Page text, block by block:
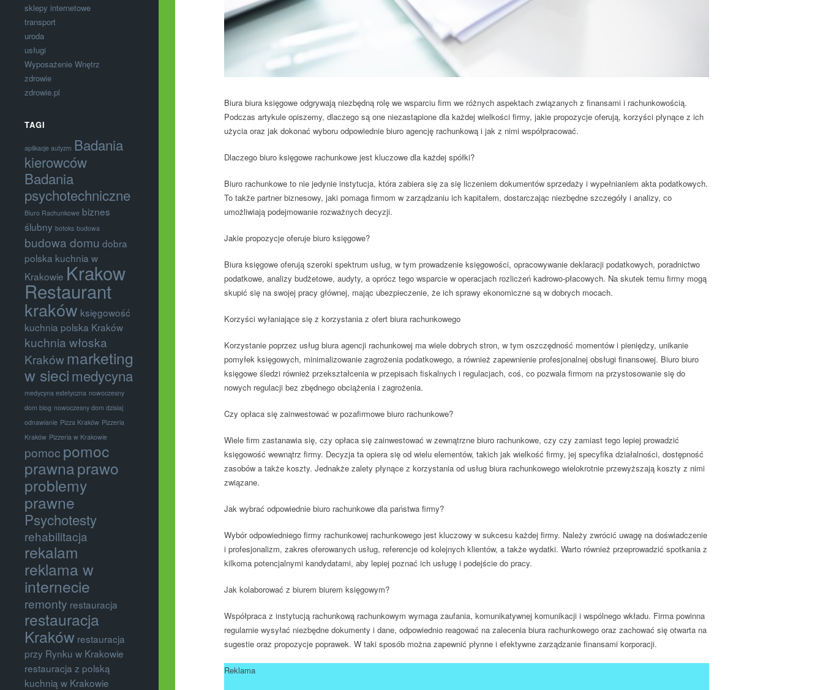
sklepy internetowe
transport
uroda
usługi
Wyposażenie Wnętrz
zdrowie
zdrowie.pl
TAGI
aplikacje autyzm Badania
kierowców
Badania
psychotechniczne
Biuro Rachunkowe biznes
ślubny botoks budowa
budowa domu dobra
polska kuchnia w
Krakowie Krakow
Restaurant
kraków księgowość
kuchnia polska Kraków
kuchnia włoska
Krakówmarketing
w siecimedycyna
medycyna estetyczna nowoczesny
dom blog nowoczesny dom dzisiaj
odnawianie Pizza Kraków Pizzeria
Kraków Pizzeria w Krakowie
pomoc pomoc
prawnaprawo
problemy
prawne
Psychotesty
rehabilitacja
rekalam
reklama w
internecie
remonty restauracja
restauracja
Kraków restauracja
przy Rynku w Krakowie
restauracja z polską
kuchnią w Krakowie
Biura biura księgowe odgrywają niezbędną rolę we wsparciu firm we różnych aspektach związanych z finansami i rachunkowością.
Podczas artykule opiszemy, dlaczego są one niezastąpione dla każdej wielkości firmy, jakie propozycje oferują, korzyści płynące z ich
użycia oraz jak dokonać wyboru odpowiednie biuro agencję rachunkową i jak z nimi współpracować.
Dlaczego biuro księgowe rachunkowe jest kluczowe dla każdej spółki?
Biuro rachunkowe to nie jedynie instytucja, która zabiera się za się liczeniem dokumentów sprzedaży i wypełnianiem akta podatkowych.
To także partner biznesowy, jaki pomaga firmom w zarządzaniu ich kapitałem, dostarczając niezbędne szczegóły i analizy, co
umożliwiają podejmowanie rozważnych decyzji.
Jakie propozycje oferuje biuro księgowe?
Biura księgowe oferują szeroki spektrum usług, w tym prowadzenie księgowości, opracowywanie deklaracji podatkowych, poradnictwo
podatkowe, analizy budżetowe, audyty, a oprócz tego wsparcie w operacjach rozliczeń kadrowo-płacowych. Na skutek temu firmy mogą
skupić się na swojej pracy głównej, mając ubezpieczenie, że ich sprawy ekonomiczne są w dobrych mocach.
Korzyści wyłaniające się z korzystania z ofert biura rachunkowego
Korzystanie poprzez usług biura agencji rachunkowej ma wiele dobrych stron, w tym oszczędność momentów i pieniędzy, unikanie
pomyłek księgowych, minimalizowanie zagrożenia podatkowego, a również zapewnienie profesjonalnej obsługi finansowej. Biuro biuro
księgowe śledzi również przekształcenia w przepisach fiskalnych i regulacjach, coś, co pozwala firmom na przystosowanie się do
nowych regulacji bez zbędnego obciążenia i zagrożenia.
Czy opłaca się zainwestować w pozafirmowe biuro rachunkowe?
Wiele firm zastanawia się, czy opłaca się zainwestować w zewnątrzne biuro rachunkowe, czy czy zamiast tego lepiej prowadzić
księgowość wewnątrz firmy. Decyzja ta opiera się od wielu elementów, takich jak wielkość firmy, jej specyfika działalności, dostępność
zasobów a także koszty. Jednakże zalety płynące z korzystania od usług biura rachunkowego wielokrotnie przewyższają koszty z nimi
związane.
Jak wybrać odpowiednie biuro rachunkowe dla państwa firmy?
Wybór odpowiedniego firmy rachunkowej rachunkowego jest kluczowy w sukcesu każdej firmy. Należy zwrócić uwagę na doświadczenie
i profesjonalizm, zakres oferowanych usług, referencje od kolejnych klientów, a także wydatki. Warto również przeprowadzić spotkania z
kilkoma potencjalnymi kandydatami, aby lepiej poznać ich usługę i podejście do pracy.
Jak kolaborować z biurem biurem księgowym?
Współpraca z instytucją rachunkową rachunkowym wymaga zaufania, komunikatywnej komunikacji i wspólnego wkładu. Firma powinna
regularnie wysyłać niezbędne dokumenty i dane, odpowiednio reagować na zalecenia biura rachunkowego oraz zachować się otwarta na
sugestie oraz propozycje poprawek. W taki sposób można zapewnić płynne i efektywne zarządzanie finansami korporacji.
Reklama